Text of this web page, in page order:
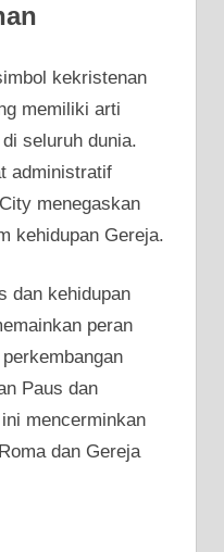
kekristenan
memiliki arti
seluruh dunia.
administratif
menegaskan
kehidupan Gereja.
dan kehidupan
peran
Paus dan
mencerminkan
dan Gereja